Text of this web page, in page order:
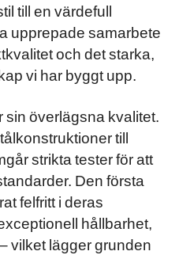
till en värdefull
upprepade samarbete
och det starka,
vi har byggt upp.
sin överlägsna kvalitet.
till
strikta tester för att
Den första
felfritt i deras
hållbarhet,
vilket lägger grunden